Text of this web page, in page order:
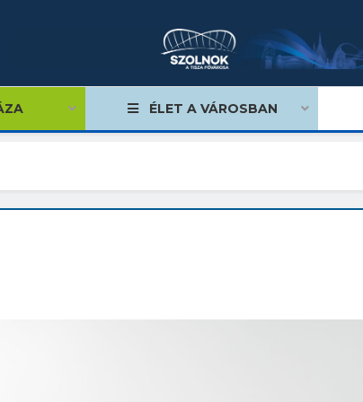
stratégiák, koncepciók
ÉLET A VÁROSBAN